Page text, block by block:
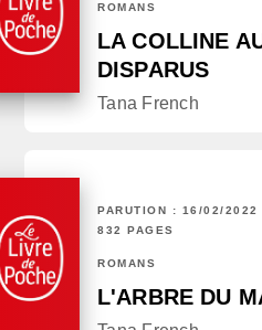
ROMANS
LA COLLINE
DISPARUS
Tana French
PARUTION : 16/02/2022
832 PAGES
ROMANS
L'ARBRE DU